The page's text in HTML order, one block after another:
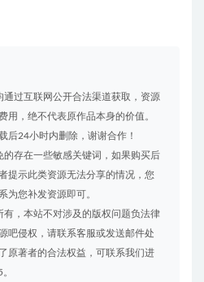
通过互联网公开合法渠道获取，资源
用，绝不代表原作品本身的价值。
后24小时内删除，谢谢合作！
的存在一些敏感关键词，如果购买后
提示此类资源无法分享的情况，您
为您补发资源即可。
，本站不对涉及的版权问题负法律
吧侵权，请联系客服或发送邮件处
原著者的合法权益，可联系我们进